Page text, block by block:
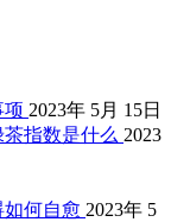
项 2023年 5月 15日
指数是什么 2023
何自愈 2023年 5